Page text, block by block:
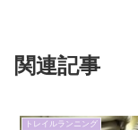
関連記事
トレイルランニング